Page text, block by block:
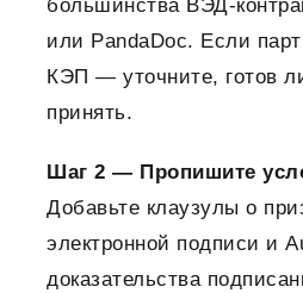
большинства ВЭД-
или PandaDoc. Если
КЭП — уточните, готов
принять.
Шаг 2 — Пропишите
Добавьте клаузулы о
электронной подписи и
доказательства